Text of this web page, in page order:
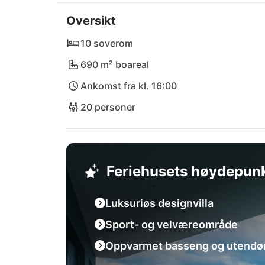
nytelser venter på deg på den nærliggende
retter selv med produkter fra
kort kjøretur unna; det majestetiske
Oversikt
10 soverom
690 m² boareal
Ankomst fra kl. 16:00
20 personer
Feriehusets
Luksuriøs designvilla
Sport- og velværeområde
Oppvarmet basseng og